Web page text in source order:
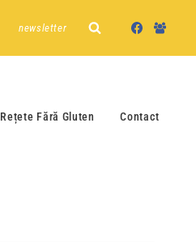
newsletter
Rețete Fără Gluten Contact